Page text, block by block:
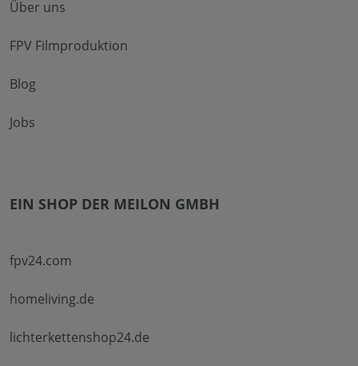
Über uns
FPV Filmproduktion
Blog
Jobs
EIN SHOP DER MEILON GMBH
fpv24.com
homeliving.de
lichterkettenshop24.de